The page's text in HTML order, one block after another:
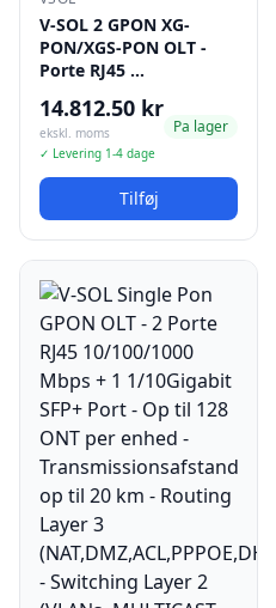
V-SOL 2 GPON XG-
PON/XGS-PON OLT -
Porte RJ45 …
14.812.50 kr
ekskl. moms
✓ Levering 1-4 dage
Pa lager
Tilføj